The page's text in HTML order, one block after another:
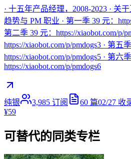
· 十五年产品经理，2008-2023 · 关
趋势与 PM 职业 · 第一季 39 元：
第二季 39 元：https://xiaobot.com/p/
https://xiaobot.com/p/pmdogs3 · 第五
https://xiaobot.com/p/pmdogs5 · 第六
https://xiaobot.com/p/pmdogs6
纯银 3,985 订阅 60 篇02/27 收
¥59
可替代的同类专栏